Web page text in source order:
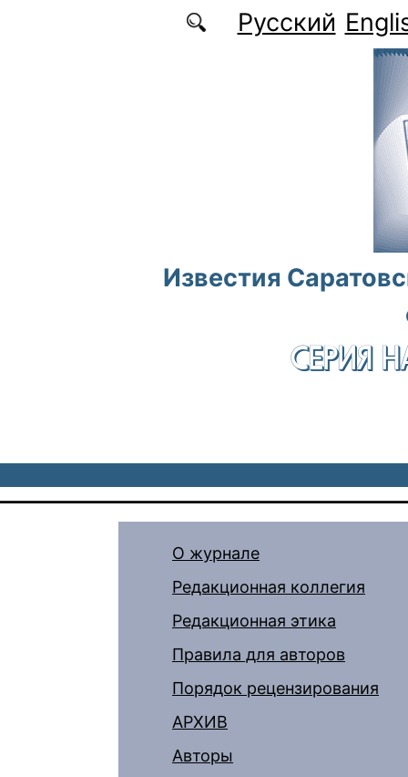
Перейти к основному содержаниюРусский
Известия
СЕРИЯ
О журнале
Редакционная коллегия
Редакционная этика
Правила для авторов
Порядок рецензирования
АРХИВ
Авторы